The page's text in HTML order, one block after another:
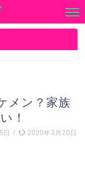
メン？家族
！
日 / 2020年3月20日